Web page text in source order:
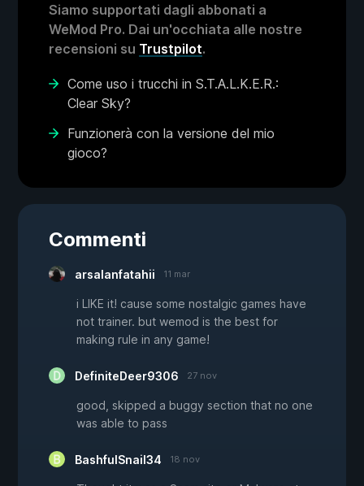
Siamo supportati dagli abbonati a
WeMod Pro. Dai un'occhiata alle nostre
recensioni su Trustpilot.
Come uso i trucchi in S.T.A.L.K.E.R.:
Clear Sky?
Funzionerà con la versione del mio
gioco?
Commenti
arsalanfatahii 11 mar
i LIKE it! cause some nostalgic games have
not trainer. but wemod is the best for
making rule in any game!
DefiniteDeer9306 27 nov
good, skipped a buggy section that no one
was able to pass
BashfulSnail34 18 nov